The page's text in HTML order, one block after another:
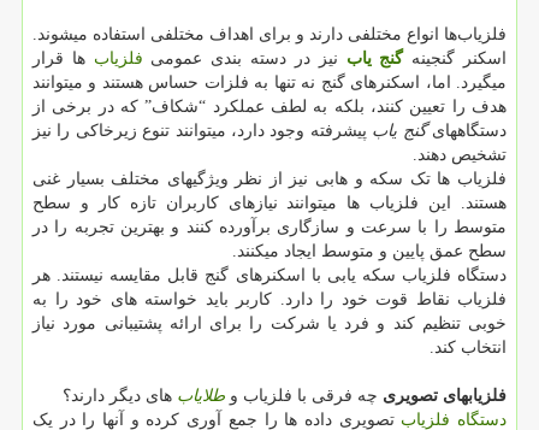
فلزیاب‌ها انواع مختلفی دارند و برای اهداف مختلفی استفاده میشوند.
اسکنر گنجینهگنج یاب نیز در دسته بندی عمومی فلزیاب ها قرار
میگیرد. اما، اسکنرهای گنج نه تنها به فلزات حساس هستند و میتوانند
هدف را تعیین کنند، بلکه به لطف عملکرد “شکاف” که در برخی از
دستگاههایگنج یاب پیشرفته وجود دارد، میتوانند تنوع زیرخاکی را نیز
تشخیص دهند.
فلزیاب ها تک سکه و هابی نیز از نظر ویژگیهای مختلف بسیار غنی
هستند. این فلزیاب ها میتوانند نیازهای کاربران تازه کار و سطح
متوسط را با سرعت و سازگاری برآورده کنند و بهترین تجربه را در
سطح عمق پایین و متوسط ایجاد میکنند.
دستگاه فلزیاب‌ سکه یابی با اسکنرهای گنج قابل مقایسه نیستند. هر
فلزیاب نقاط قوت خود را دارد. کاربر باید خواسته های خود را به
خوبی تنظیم کند و فرد یا شرکت را برای ارائه پشتیبانی مورد نیاز
انتخاب کند.
فلزیابهای تصویری چه فرقی با فلزیاب و طلایاب های دیگر دارند؟
دستگاه فلزیاب تصویری داده ها را جمع آوری کرده و آنها را در یک